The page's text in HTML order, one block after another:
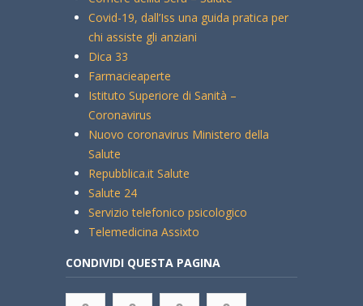
Covid-19, dall’Iss una guida pratica per
chi assiste gli anziani
Dica 33
Farmacieaperte
Istituto Superiore di Sanità –
Coronavirus
Nuovo coronavirus Ministero della
Salute
Repubblica.it Salute
Salute 24
Servizio telefonico psicologico
Telemedicina Assixto
CONDIVIDI QUESTA PAGINA